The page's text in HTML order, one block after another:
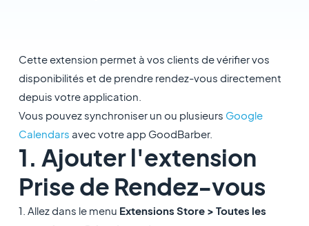
Cette extension permet à vos clients de vérifier vos
disponibilités et de prendre rendez-vous directement
depuis votre application.
Vous pouvez synchroniser un ou plusieurs Google
Calendars avec votre app GoodBarber.
1. Ajouter l'extension
Prise de Rendez-vous
1. Allez dans le menu Extensions Store > Toutes les